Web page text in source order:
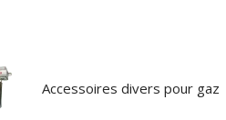
Accessoires divers pour gaz